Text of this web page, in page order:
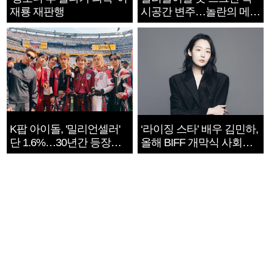
재룡 재판행
시공간 변주…놀란의 메시
지는 ‘전쟁 속죄’
K팝 아이돌, '밀리언셀러'
단 1.6%…30년간 등장
1182개팀 전수조사
‘라이징 스타’ 배우 김민하,
올해 BIFF 개막식 사회자
확정